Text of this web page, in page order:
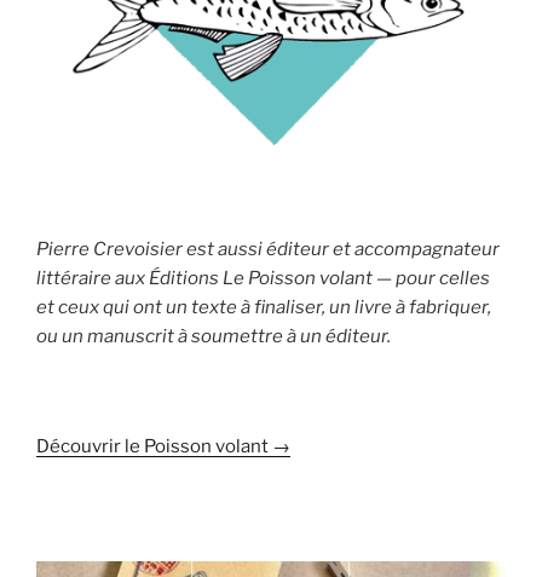
Pierre Crevoisier est aussi éditeur et accompagnateur
littéraire aux Éditions Le Poisson volant — pour celles
et ceux qui ont un texte à finaliser, un livre à fabriquer,
ou un manuscrit à soumettre à un éditeur.
Découvrir le Poisson volant →